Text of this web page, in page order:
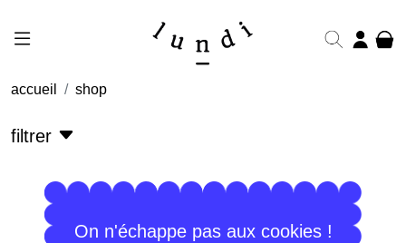
On n'échappe pas aux cookies !
accueil shop
filtrer